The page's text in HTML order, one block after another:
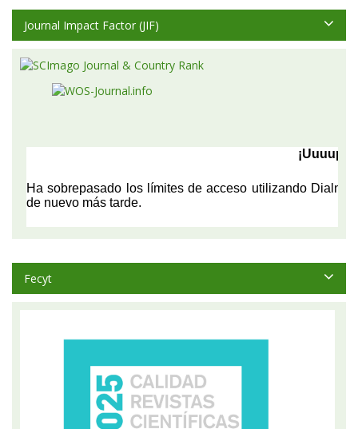
Journal Impact Factor (JIF)
Fecyt